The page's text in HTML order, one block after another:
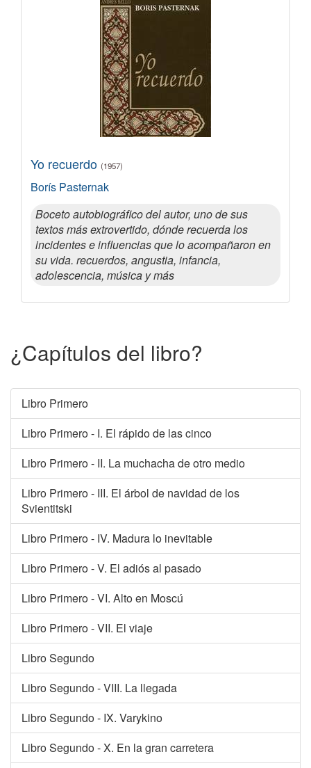
Yo recuerdo (1957)
Borís Pasternak
Boceto autobiográfico del autor, uno de sus
textos más extrovertido, dónde recuerda los
incidentes e influencias que lo acompañaron en
su vida. recuerdos, angustia, infancia,
adolescencia, música y más
¿Capítulos del libro?
Libro Primero
Libro Primero - I. El rápido de las cinco
Libro Primero - II. La muchacha de otro medio
Libro Primero - III. El árbol de navidad de los
Svientitski
Libro Primero - IV. Madura lo inevitable
Libro Primero - V. El adiós al pasado
Libro Primero - VI. Alto en Moscú
Libro Primero - VII. El viaje
Libro Segundo
Libro Segundo - VIII. La llegada
Libro Segundo - IX. Varykino
Libro Segundo - X. En la gran carretera